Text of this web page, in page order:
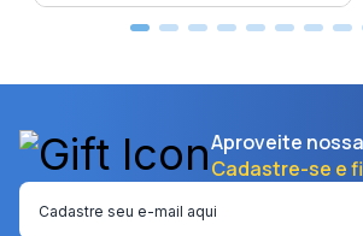
Aproveite
Cadastre-se e